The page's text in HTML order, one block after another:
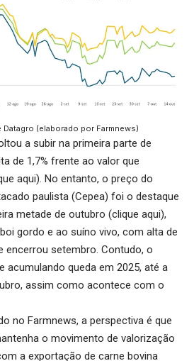
Datagro (elaborado por Farmnews)
a subir na primeira parte de
de 1,7% frente ao valor que
aqui). No entanto, o preço do
paulista (Cepea) foi o destaque
metade de outubro (clique aqui),
gordo e ao suíno vivo, com alta de
encerrou setembro. Contudo, o
acumulando queda em 2025, até a
assim como acontece com o
no Farmnews, a perspectiva é que
o movimento de valorização
a exportação de carne bovina